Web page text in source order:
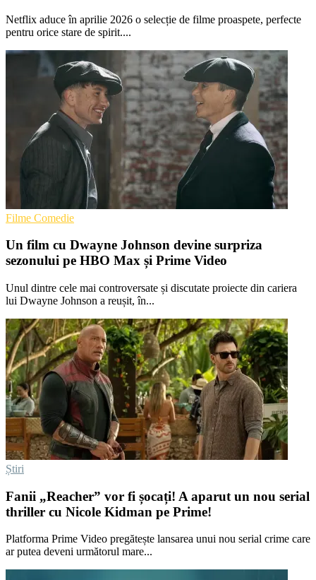
Netflix aduce în aprilie 2026 o selecție de filme proaspete, perfecte
pentru orice stare de spirit....
Filme Comedie
Un film cu Dwayne Johnson devine surpriza
sezonului pe HBO Max și Prime Video
Unul dintre cele mai controversate și discutate proiecte din cariera
lui Dwayne Johnson a reușit, în...
Știri
Fanii „Reacher” vor fi șocați! A aparut un nou serial
thriller cu Nicole Kidman pe Prime!
Platforma Prime Video pregătește lansarea unui nou serial crime care
ar putea deveni următorul mare...